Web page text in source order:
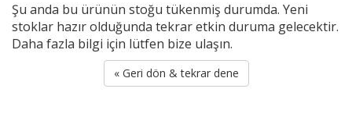
Şu anda bu ürünün stoğu tükenmiş durumda. Yeni
stoklar hazır olduğunda tekrar etkin duruma gelecektir.
Daha fazla bilgi için lütfen bize ulaşın.
« Geri dön & tekrar dene